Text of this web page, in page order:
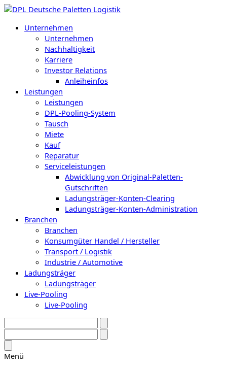
Zum
springenUnternehmen
Unternehmen
Nachhaltigkeit
Karriere
Investor Relations
Anleiheinfos
Leistungen
Leistungen
DPL-Pooling-System
Tausch
Miete
Kauf
Reparatur
Serviceleistungen
Abwicklung von Original-Paletten-
Gutschriften
Ladungsträger-Konten-Clearing
Ladungsträger-Konten-Administration
Branchen
Branchen
Konsumgüter Handel / Hersteller
Transport / Logistik
Industrie / Automotive
Ladungsträger
Ladungsträger
Live-Pooling
Live-Pooling
Menü